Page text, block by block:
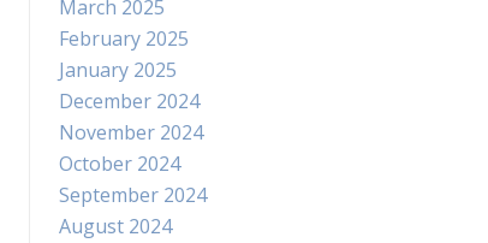
March 2025
February 2025
January 2025
December 2024
November 2024
October 2024
September 2024
August 2024